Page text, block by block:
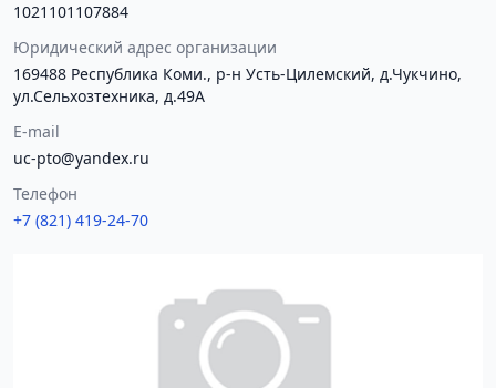
1021101107884
Юридический адрес организации
169488 Республика Коми., р-н Усть-Цилемский, д.Чукчино,
ул.Сельхозтехника, д.49А
E-mail
uc-pto@yandex.ru
Телефон
+7 (821) 419-24-70